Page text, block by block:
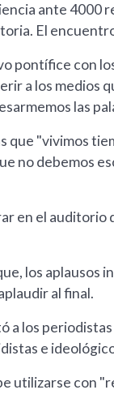
ante
El
pontífice con
a los medios
las
que "vivimos
no debemos
en el
los aplausos
al final.
a los
e
utilizarse con